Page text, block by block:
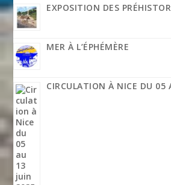
EXPOSITION DES
MER À L’ÉPHÉMÈRE
CIRCULATION À NICE DU 05